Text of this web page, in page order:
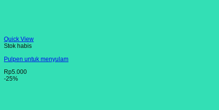
Quick View
Stok habis
Pulpen untuk menyulam
Rp5.000
-25%